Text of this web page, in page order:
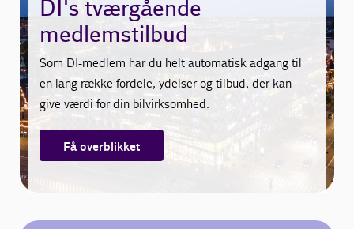
DI's tværgående
medlemstilbud
Som DI-medlem har du helt automatisk adgang til
en lang række fordele, ydelser og tilbud, der kan
give værdi for din bilvirksomhed.
Få overblikket